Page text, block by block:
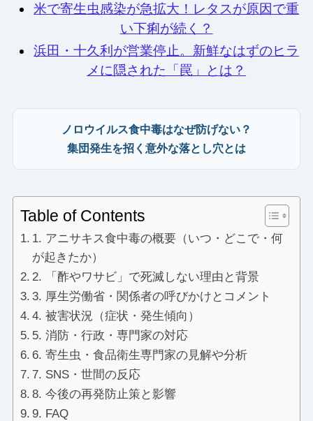
米で寄生虫感染が急拡大！レタスが原因で重
い下痢が続く？
浜田・十久利が営業停止。新鮮なはずのヒラ
メに隠された「罠」とは？
ノロウイルス食中毒はなぜ防げない？
集団発生を招く意外な落とし穴とは
Table of Contents
1. アニサキス食中毒の概要（いつ・どこで・何
が起きたか）
2. 「酢やワサビ」で死滅しない理由と背景
3. 厚生労働省・関係者の呼びかけとコメント
4. 被害状況（症状・発生傾向）
5. 消防・行政・専門家の対応
6. 寄生虫・食品衛生専門家の見解や分析
7. SNS・世間の反応
8. 今後の再発防止策と影響
9. FAQ